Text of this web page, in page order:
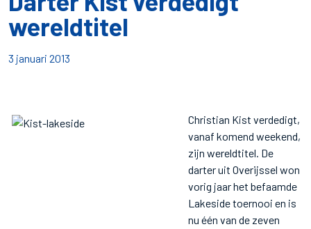
wereldtitel
3 januari 2013
Christian Kist verdedigt,
vanaf komend weekend,
zijn wereldtitel. De
darter uit Overijssel won
vorig jaar het befaamde
Lakeside toernooi en is
nu één van de zeven